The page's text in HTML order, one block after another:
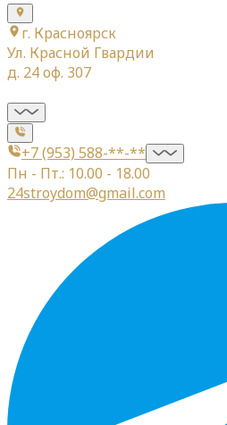
г. Красноярск
Ул. Красной Гвардии
д. 24 оф. 307
+7 (953) 588-**-**
Пн - Пт.: 10.00 - 18.00
24stroydom@gmail.com